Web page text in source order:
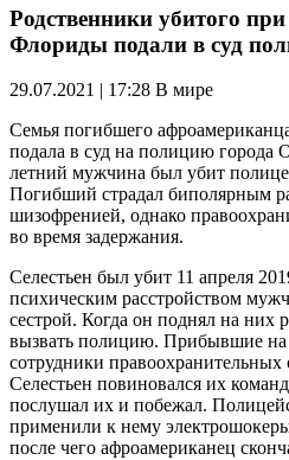
Родственники убитого
Флориды подали в суд
29.07.2021 | 17:28 В мире
Семья погибшего
подала в суд на полицию города
летний мужчина был убит
Погибший страдал биполярным
шизофренией, однако
во время задержания.
Селестьен был убит 11 апреля
психическим расстройством
сестрой. Когда он поднял на них
вызвать полицию. Прибывшие на
сотрудники
Селестьен повиновался их
послушал их и побежал.
применили к нему
после чего афроамериканец